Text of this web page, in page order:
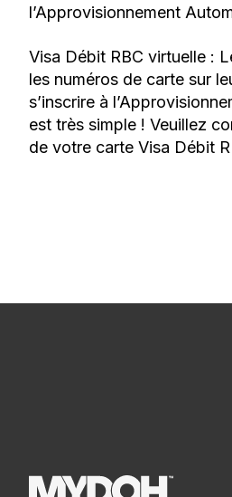
l’Approvisionnement
Visa Débit RBC virtuelle :
les numéros de carte sur
s’inscrire à
est très simple ! Veuillez
de votre carte Visa Débit